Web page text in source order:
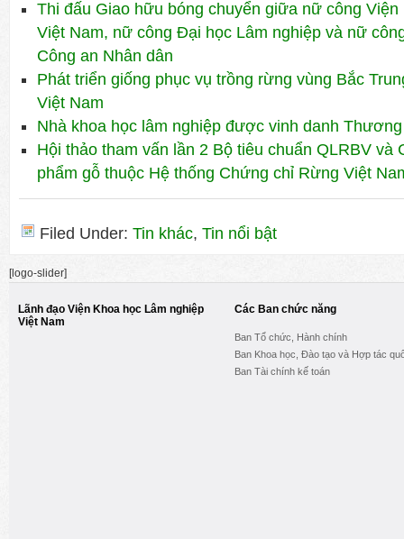
Thi đấu Giao hữu bóng chuyển giữa nữ công Viện
Việt Nam, nữ công Đại học Lâm nghiệp và nữ
Công an Nhân dân
Phát triển giống phục vụ trồng rừng vùng Bắc
Việt Nam
Nhà khoa học lâm nghiệp được vinh danh
Hội thảo tham vấn lần 2 Bộ tiêu chuẩn QLRBV và
phẩm gỗ thuộc Hệ thống Chứng chỉ Rừng Việt
Filed Under: Tin khác, Tin nổi bật
[logo-slider]
Lãnh đạo Viện Khoa học Lâm nghiệp
Việt Nam
Các Ban chức năng
Ban Tổ chức, Hành chính
Ban Khoa học, Đào tạo và Hợp tác
Ban Tài chính kế toán